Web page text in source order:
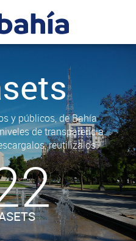
y públicos, de Bahía
de transparencia.
reutilizalos.